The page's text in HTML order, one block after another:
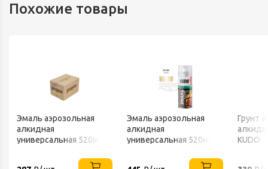
Похожие товары
Эмаль аэрозольная
алкидная
универсальная 520мл
Эмаль аэрозольная
алкидная
универсальная 520мл
Грунт
KUDO